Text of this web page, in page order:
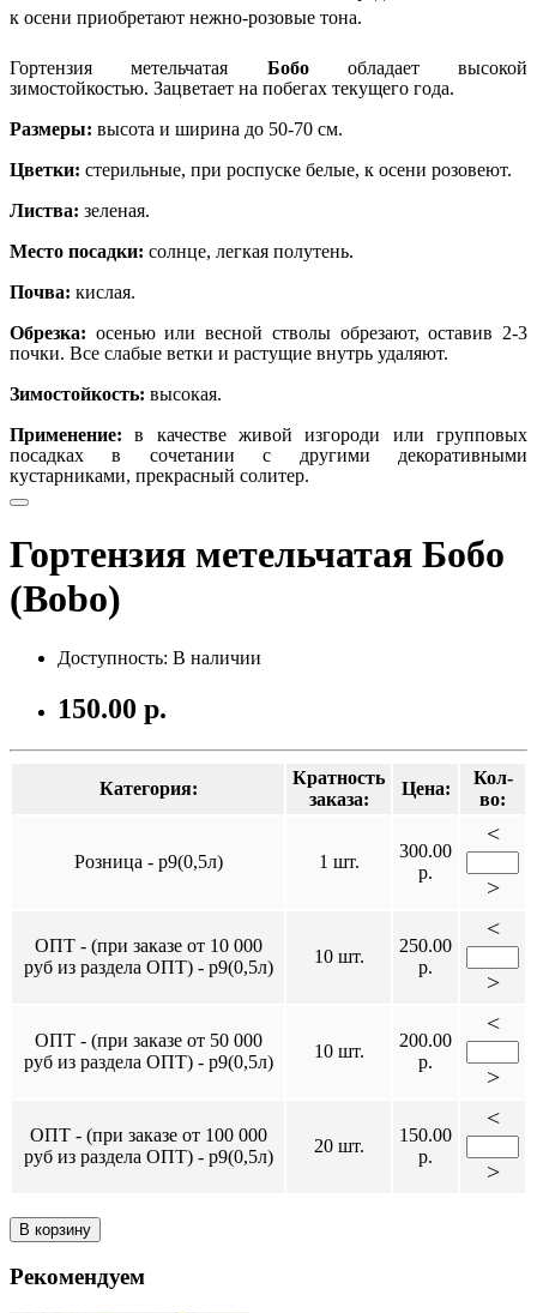
к осени приобретают нежно-розовые тона.
Гортензия метельчатая Бобо обладает высокой
зимостойкостью. Зацветает на побегах текущего года.
Размеры: высота и ширина до 50-70 см.
Цветки: стерильные, при роспуске белые, к осени розовеют.
Листва: зеленая.
Место посадки: солнце, легкая полутень.
Почва: кислая.
Обрезка: осенью или весной стволы обрезают, оставив 2-3
почки. Все слабые ветки и растущие внутрь удаляют.
Зимостойкость: высокая.
Применение:в качестве живой изгороди или групповых
посадках в сочетании с другими декоративными
кустарниками, прекрасный солитер.
Гортензия метельчатая Бобо
(Bobo)
Доступность: В наличии
150.00 р.
Категория:
Кратность
заказа:
Цена:
Кол-
во:
Розница - р9(0,5л) 1 шт.
300.00
р.
<
>
ОПТ - (при заказе от 10 000
руб из раздела ОПТ) - р9(0,5л)
10 шт.
250.00
р.
<
>
ОПТ - (при заказе от 50 000
руб из раздела ОПТ) - р9(0,5л)
10 шт.
200.00
р.
<
>
ОПТ - (при заказе от 100 000
руб из раздела ОПТ) - р9(0,5л)
20 шт.
150.00
р.
<
>
В корзину
Рекомендуем